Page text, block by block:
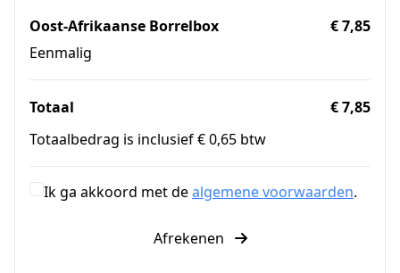
Oost-Afrikaanse Borrelbox
Eenmalig
€ 7,85
Totaal
€ 7,85
Totaalbedrag is inclusief € 0,65 btw
Ik ga akkoord met dealgemene voorwaarden.
Afrekenen